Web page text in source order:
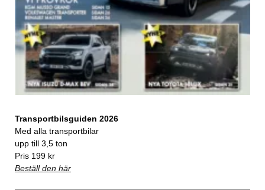
Transportbilsguiden 2026
Med alla transportbilar
upp till 3,5 ton
Pris 199 kr
Beställ den här